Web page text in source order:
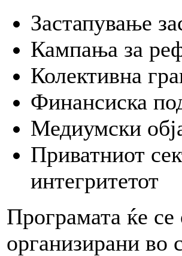
Застапување
Кампања за
Колективна
Финансиска
Медиумски
Приватниот
интегритетот
Програмата ќе се
организирани во